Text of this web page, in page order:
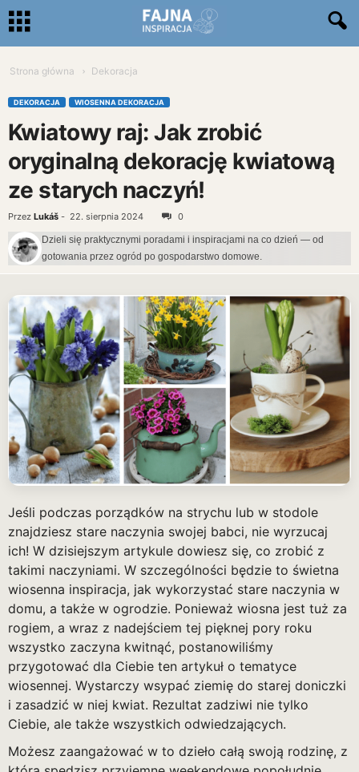
Strona główna Dekoracja
DEKORACJA WIOSENNA DEKORACJA
Kwiatowy raj: Jak zrobić
oryginalną dekorację kwiatową
ze starych naczyń!
Przez Lukáš - 22. sierpnia 2024 0
Dzieli się praktycznymi poradami i inspiracjami na co dzień — od
gotowania przez ogród po gospodarstwo domowe.
Jeśli podczas porządków na strychu lub w stodole
znajdziesz stare naczynia swojej babci, nie wyrzucaj
ich! W dzisiejszym artykule dowiesz się, co zrobić z
takimi naczyniami. W szczególności będzie to świetna
wiosenna inspiracja, jak wykorzystać stare naczynia w
domu, a także w ogrodzie. Ponieważ wiosna jest tuż za
rogiem, a wraz z nadejściem tej pięknej pory roku
wszystko zaczyna kwitnąć, postanowiliśmy
przygotować dla Ciebie ten artykuł o tematyce
wiosennej. Wystarczy wsypać ziemię do starej doniczki
i zasadzić w niej kwiat. Rezultat zadziwi nie tylko
Ciebie, ale także wszystkich odwiedzających.
Możesz zaangażować w to dzieło całą swoją rodzinę, z